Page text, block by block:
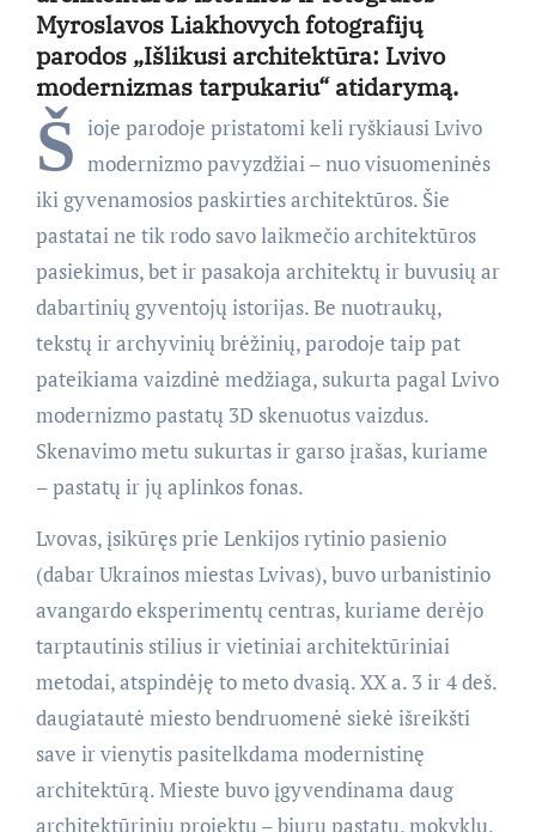
Myroslavos Liakhovych fotografijų
parodos „Išlikusi architektūra: Lvivo
modernizmas tarpukariu“ atidarymą.
Š ioje parodoje pristatomi keli ryškiausi Lvivo
modernizmo pavyzdžiai – nuo visuomeninės
iki gyvenamosios paskirties architektūros. Šie
pastatai ne tik rodo savo laikmečio architektūros
pasiekimus, bet ir pasakoja architektų ir buvusių ar
dabartinių gyventojų istorijas. Be nuotraukų,
tekstų ir archyvinių brėžinių, parodoje taip pat
pateikiama vaizdinė medžiaga, sukurta pagal Lvivo
modernizmo pastatų 3D skenuotus vaizdus.
Skenavimo metu sukurtas ir garso įrašas, kuriame
– pastatų ir jų aplinkos fonas.
Lvovas, įsikūręs prie Lenkijos rytinio pasienio
(dabar Ukrainos miestas Lvivas), buvo urbanistinio
avangardo eksperimentų centras, kuriame derėjo
tarptautinis stilius ir vietiniai architektūriniai
metodai, atspindėję to meto dvasią. XX a. 3 ir 4 deš.
daugiatautė miesto bendruomenė siekė išreikšti
save ir vienytis pasitelkdama modernistinę
architektūrą. Mieste buvo įgyvendinama daug
architektūrinių projektų – biurų pastatų, mokyklų,